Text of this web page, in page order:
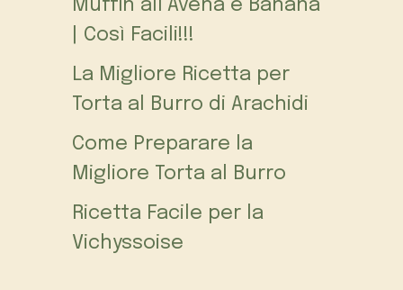
Muffin all’Avena e Banana
| Così Facili!!!
La Migliore Ricetta per
Torta al Burro di Arachidi
Come Preparare la
Migliore Torta al Burro
Ricetta Facile per la
Vichyssoise